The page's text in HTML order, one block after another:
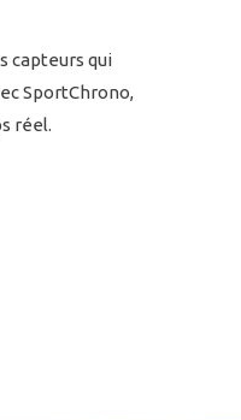
capteurs qui
SportChrono,
réel.